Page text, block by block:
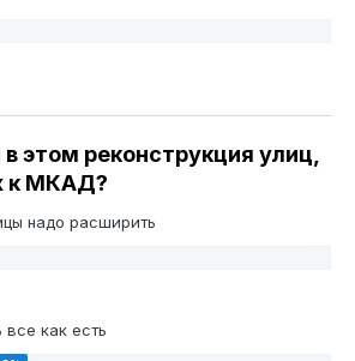
этом реконструкция улиц,
к МКАД?
надо расширить
все как есть